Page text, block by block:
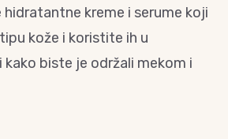
kreme i serume koji
kože i koristite ih u
biste je održali mekom i